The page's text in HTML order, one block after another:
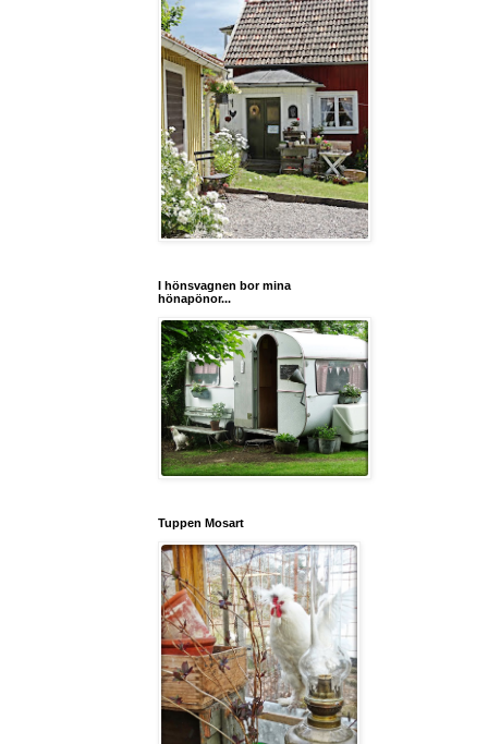
I hönsvagnen bor mina
hönapönor...
Tuppen Mosart